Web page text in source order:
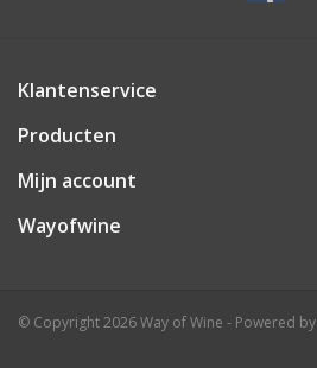
Klantenservice
Producten
Mijn account
Wayofwine
© Copyright 2026 Way of Wine - Powered by